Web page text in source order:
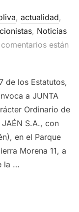
, actualidad,
, Noticias
están
de los Estatutos,
a JUNTA
Ordinario de
JAÉN S.A., con
en el Parque
Morena 11, a
la …
INTERÓLEO